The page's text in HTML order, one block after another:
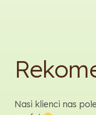
Nasi klienci nas